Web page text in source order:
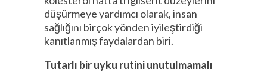
düşürmeye yardımcı olarak, insan
sağlığını birçok yönden iyileştirdiği
kanıtlanmış faydalardan biri.
Tutarlı bir uyku rutini unutulmamalı